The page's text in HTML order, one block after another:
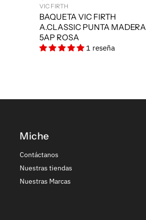
VIC FIRTH
BAQUETA VIC FIRTH
A.CLASSIC PUNTA MADERA
5AP ROSA
1 reseña
Miche
Contáctanos
Nuestras tiendas
Nuestras Marcas